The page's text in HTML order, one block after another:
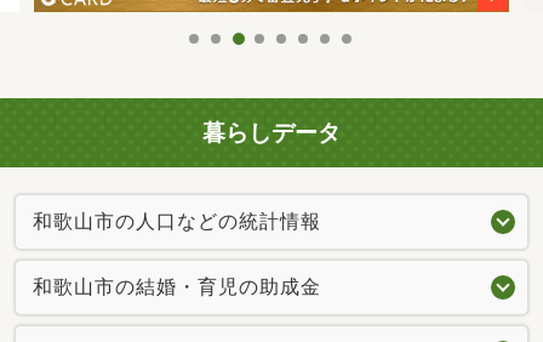
暮らしデータ
和歌山市の人口などの統計情報
和歌山市の結婚・育児の助成金